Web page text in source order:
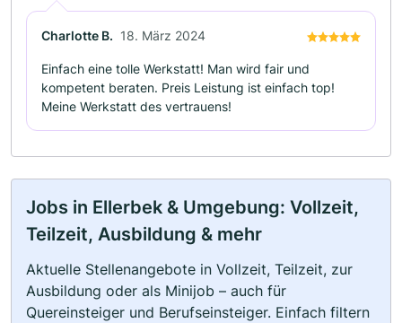
Charlotte B. 18. März 2024
Einfach eine tolle Werkstatt! Man wird fair und
kompetent beraten. Preis Leistung ist einfach top!
Meine Werkstatt des vertrauens!
Jobs in Ellerbek & Umgebung: Vollzeit,
Teilzeit, Ausbildung & mehr
Aktuelle Stellenangebote in Vollzeit, Teilzeit, zur
Ausbildung oder als Minijob – auch für
Quereinsteiger und Berufseinsteiger. Einfach filtern